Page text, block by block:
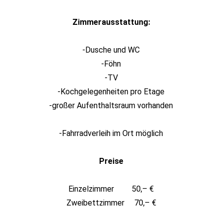
Zimmerausstattung:
-Dusche und WC
-Föhn
-TV
-Kochgelegenheiten pro Etage
-großer Aufenthaltsraum vorhanden
-Fahrradverleih im Ort möglich
Preise
Einzelzimmer 50,– €
Zweibettzimmer 70,– €